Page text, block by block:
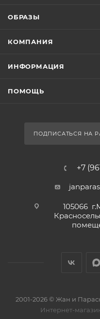
ОБРАЗЫ
КОМПАНИЯ
ИНФОРМАЦИЯ
ПОМОЩЬ
ПОДПИСАТЬСЯ НА
+7
105066
2001-2026 © Жан и
Интернет-